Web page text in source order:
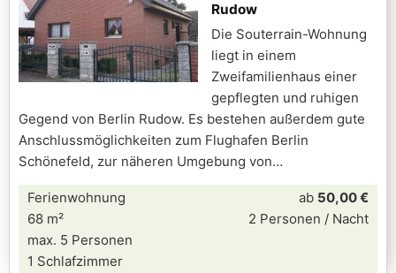
Rudow
Die Souterrain-Wohnung
liegt in einem
Zweifamilienhaus einer
gepflegten und ruhigen
Gegend von Berlin Rudow. Es bestehen außerdem gute
Anschlussmöglichkeiten zum Flughafen Berlin
Schönefeld, zur näheren Umgebung von
Ferienwohnung
68 m²
max. 5 Personen
1 Schlafzimmer
ab 50,00 €
2 Personen / Nacht